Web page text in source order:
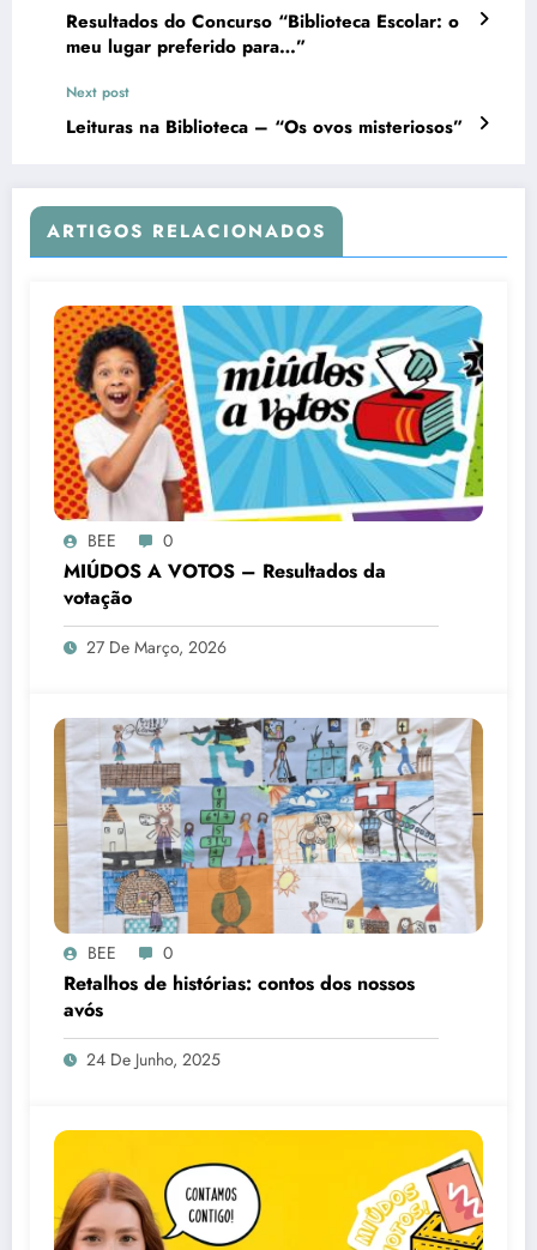
Resultados do Concurso “Biblioteca Escolar: o
meu lugar preferido para…”
Next post
Leituras na Biblioteca – “Os ovos misteriosos”
ARTIGOS RELACIONADOS
BEE 0
MIÚDOS A VOTOS – Resultados da
votação
27 De Março, 2026
BEE 0
Retalhos de histórias: contos dos nossos
avós
24 De Junho, 2025